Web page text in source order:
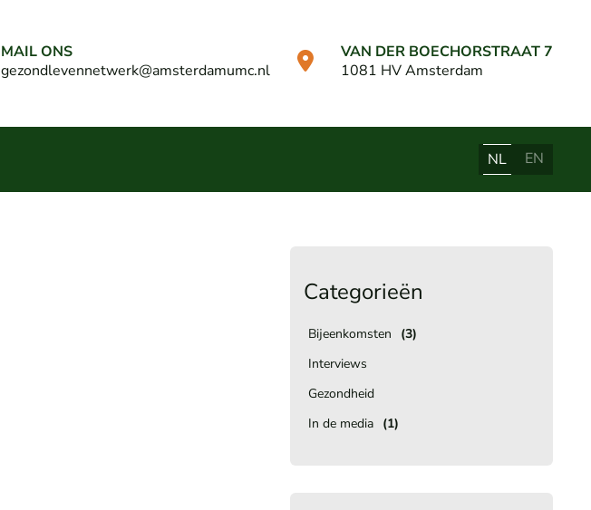
MAIL ONS
gezondlevennetwerk@amsterdamumc.nl
VAN DER BOECHORSTRAAT 7
1081 HV Amsterdam
NL EN
Categorieën
Bijeenkomsten
(3)
Interviews
Gezondheid
In de media (1)